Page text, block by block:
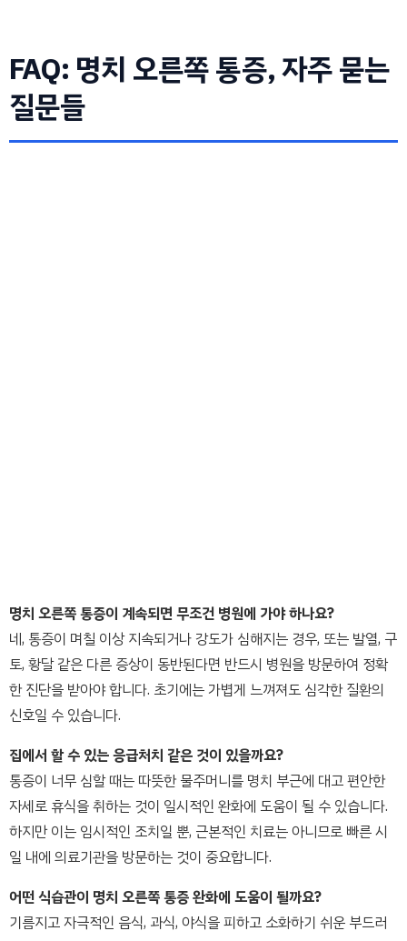
FAQ: 명치 오른쪽 통증, 자주 묻는
질문들
명치 오른쪽 통증이 계속되면 무조건 병원에 가야 하나요?
네, 통증이 며칠 이상 지속되거나 강도가 심해지는 경우, 또는 발열, 구
토, 황달 같은 다른 증상이 동반된다면 반드시 병원을 방문하여 정확
한 진단을 받아야 합니다. 초기에는 가볍게 느껴져도 심각한 질환의
신호일 수 있습니다.
집에서 할 수 있는 응급처치 같은 것이 있을까요?
통증이 너무 심할 때는 따뜻한 물주머니를 명치 부근에 대고 편안한
자세로 휴식을 취하는 것이 일시적인 완화에 도움이 될 수 있습니다.
하지만 이는 임시적인 조치일 뿐, 근본적인 치료는 아니므로 빠른 시
일 내에 의료기관을 방문하는 것이 중요합니다.
어떤 식습관이 명치 오른쪽 통증 완화에 도움이 될까요?
기름지고 자극적인 음식, 과식, 야식을 피하고 소화하기 쉬운 부드러